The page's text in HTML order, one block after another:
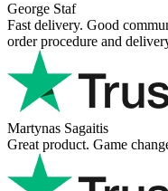
George Staf
Fast delivery. Good
order procedure and
Martynas Sagaitis
Great product. Game